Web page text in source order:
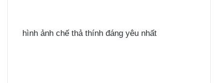
hình ảnh chế thả thính đáng yêu nhất